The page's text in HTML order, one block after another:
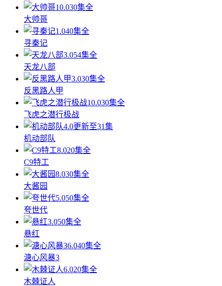
10.030集全
大帅哥
1.040集全
寻秦记
3.054集全
天龙八部
3.030集全
反黑路人甲
10.030集全
飞虎之潜行极战
4.0更新至31集
机动部队
8.020集全
C9特工
8.030集全
大酱园
5.050集全
夸世代
3.050集全
悬红
6.040集全
溏心风暴3
6.020集全
木棘证人